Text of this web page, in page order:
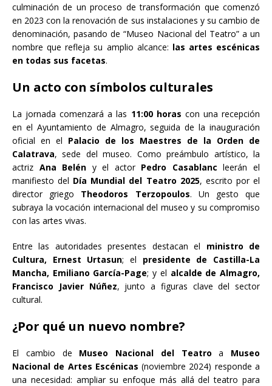
culminación de un proceso de transformación que comenzó
en 2023 con la renovación de sus instalaciones y su cambio de
denominación, pasando de “Museo Nacional del Teatro” a un
nombre que refleja su amplio alcance: las artes escénicas
en todas sus facetas.
Un acto con símbolos culturales
La jornada comenzará a las 11:00 horas con una recepción
en el Ayuntamiento de Almagro, seguida de la inauguración
oficial en el Palacio de los Maestres de la Orden de
Calatrava, sede del museo. Como preámbulo artístico, la
actriz Ana Belén y el actor Pedro Casablanc leerán el
manifiesto del Día Mundial del Teatro 2025, escrito por el
director griego Theodoros Terzopoulos. Un gesto que
subraya la vocación internacional del museo y su compromiso
con las artes vivas.
Entre las autoridades presentes destacan el ministro de
Cultura, Ernest Urtasun; el presidente de Castilla-La
Mancha, Emiliano García-Page; y el alcalde de Almagro,
Francisco Javier Núñez, junto a figuras clave del sector
cultural.
¿Por qué un nuevo nombre?
El cambio de Museo Nacional del Teatro a Museo
Nacional de Artes Escénicas (noviembre 2024) responde a
una necesidad: ampliar su enfoque más allá del teatro para